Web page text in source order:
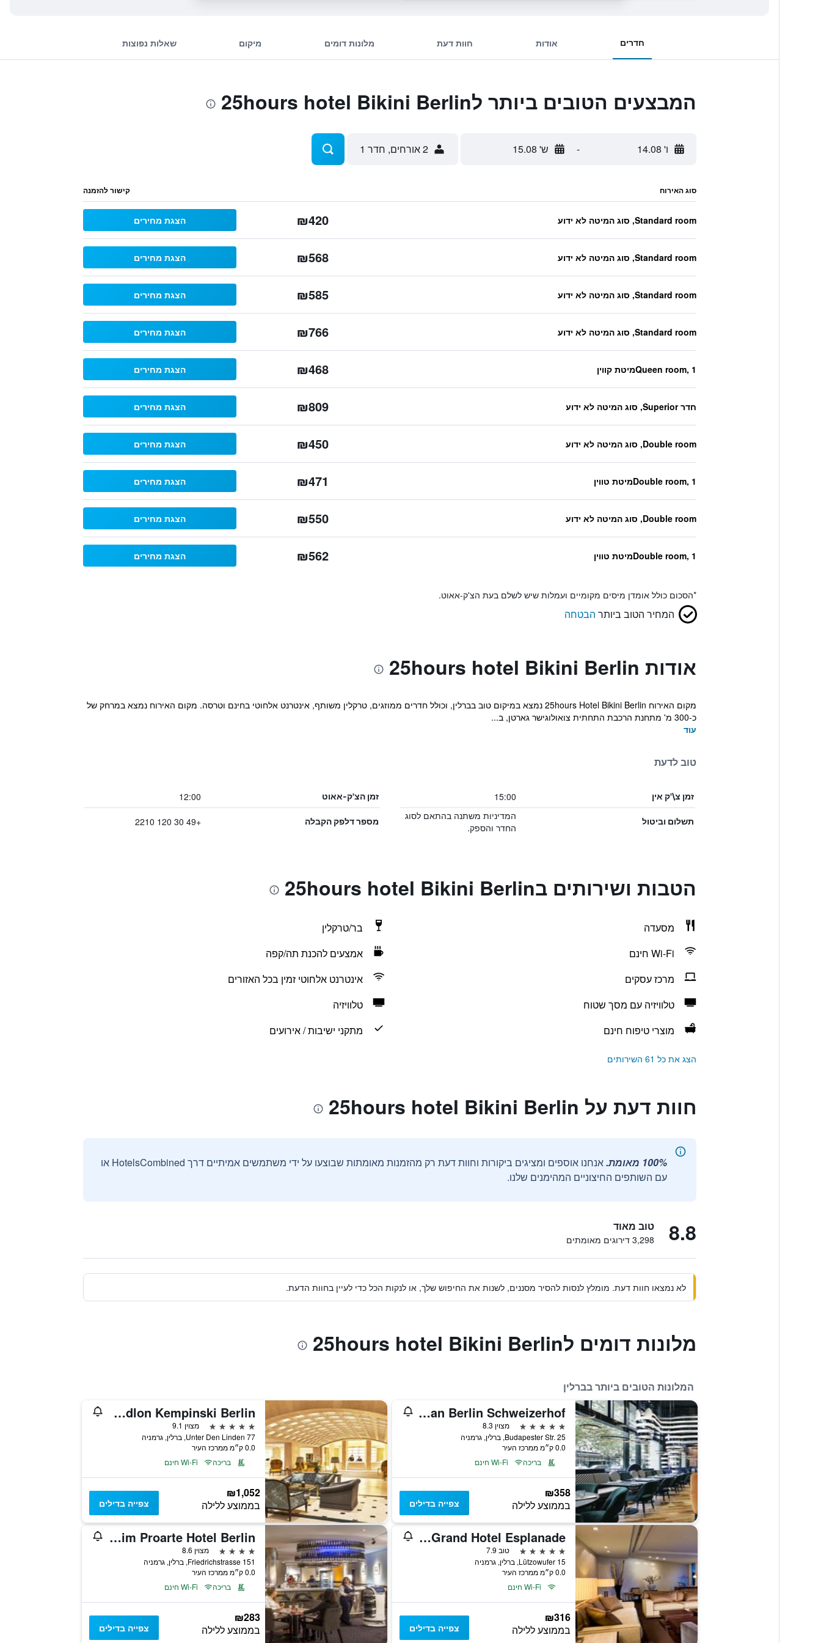
חדרים אודות חוות דעת מלונות דומים מיקום שאלות נפוצות
המבצעים הטובים ביותר ל25hours hotel Bikini Berlin
ו' 14.08 - ש' 15.08 2 אורחים, חדר 1
סוג האירוח קישור להזמנה
Standard room, סוג המיטה לא ידוע ₪420 הצגת מחירים
Standard room, סוג המיטה לא ידוע ₪568 הצגת מחירים
Standard room, סוג המיטה לא ידוע ₪585 הצגת מחירים
Standard room, סוג המיטה לא ידוע ₪766 הצגת מחירים
Queen room, 1מיטת קווין ₪468 הצגת מחירים
חדר Superior, סוג המיטה לא ידוע ₪809 הצגת מחירים
Double room, סוג המיטה לא ידוע ₪450 הצגת מחירים
Double room, 1מיטת טווין ₪471 הצגת מחירים
Double room, סוג המיטה לא ידוע ₪550 הצגת מחירים
Double room, 1מיטת טווין ₪562 הצגת מחירים
*הסכום כולל אומדן מיסים מקומיים ועמלות שיש לשלם בעת הצ'ק-אאוט.
המחיר הטוב ביותר הבטחה
אודות 25hours hotel Bikini Berlin
מקום האירוח 25hours Hotel Bikini Berlin נמצא במיקום טוב בברלין, וכולל חדרים ממוזגים, טרקלין משותף, אינטרנט אלחוטי בחינם וטרסה. מקום האירוח נמצא במרחק של
כ-300 מ' מתחנת הרכבת התחתית צואולוגישר גארטן, ב...
עוד
טוב לדעת
זמן צ\'ק אין 15:00 זמן הצ'ק-אאוט 12:00
תשלום וביטול
המדיניות משתנה בהתאם לסוג
החדר והספק.
מספר דלפק הקבלה +49 30 120 2210
הטבות ושירותים ב25hours hotel Bikini Berlin
מסעדה
בר/טרקלין
Wi-Fi חינם
אמצעים להכנת תה/קפה
מרכז עסקים
אינטרנט אלחוטי זמין בכל האזורים
טלוויזיה עם מסך שטוח
טלוויזיה
מוצרי טיפוח חינם
מתקני ישיבות / אירועים
הצג את כל 61 השירותים
חוות דעת על 25hours hotel Bikini Berlin
100% מאומת.
אנחנו אוספים ומציגים ביקורות וחוות דעת רק מהזמנות מאומתות שבוצעו על ידי משתמשים אמיתיים דרך HotelsCombined או
עם השותפים החיצוניים המהימנים שלנו.
8.8 טוב מאוד
3,298 דירוגים מאומתים
לא נמצאו חוות דעת. מומלץ לנסות להסיר מסננים, לשנות את החיפוש שלך, או לנקות הכל כדי לעיין בחוות הדעת.
מלונות דומים ל25hours hotel Bikini Berlin
המלונות הטובים ביותר בברלין
Pullman Berlin Schweizerhof
5 כוכבים
מצוין 8.3
Budapester Str. 25, ברלין, גרמניה
0.0 ק״מ ממרכז העיר
בריכה
Wi-Fi חינם
₪358
בממוצע ללילה צפייה בדילים
Hotel Adlon Kempinski Berlin
5 כוכבים
מצוין 9.1
Unter Den Linden 77, ברלין, גרמניה
0.0 ק״מ ממרכז העיר
בריכה
Wi-Fi חינם
₪1,052
בממוצע ללילה צפייה בדילים
Sheraton Berlin Grand Hotel Esplanade
5 כוכבים
טוב 7.9
Lützowufer 15, ברלין, גרמניה
0.0 ק״מ ממרכז העיר
Wi-Fi חינם
₪316
בממוצע ללילה צפייה בדילים
Maritim Proarte Hotel Berlin
4 כוכבים
מצוין 8.6
Friedrichstrasse 151, ברלין, גרמניה
0.0 ק״מ ממרכז העיר
בריכה
Wi-Fi חינם
₪283
בממוצע ללילה צפייה בדילים